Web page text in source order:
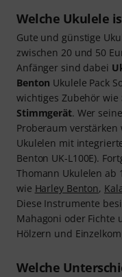
Welche Ukulele
Gute und günstige
zwischen 20 und 50
Anfänger sind dabei
Benton Ukulele Pack
wichtiges Zubehör wie
Stimmgerät. Wer
Proberaum
Ukulelen mit
Benton UK-L100E).
Thomann Ukulelen ab
wie Harley Benton,
Diese Instrumente
Mahagoni oder Fichte
Hölzern und
Welche